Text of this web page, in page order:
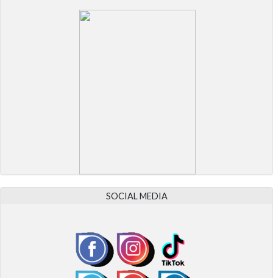
SOCIAL MEDIA